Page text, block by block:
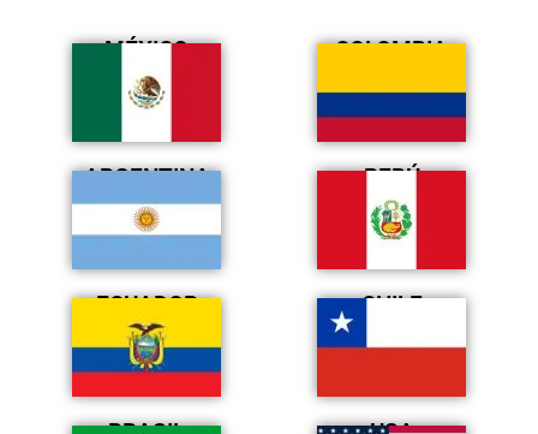
MÉXICO COLOMBIA
ARGENTINA PERÚ
ECUADOR CHILE